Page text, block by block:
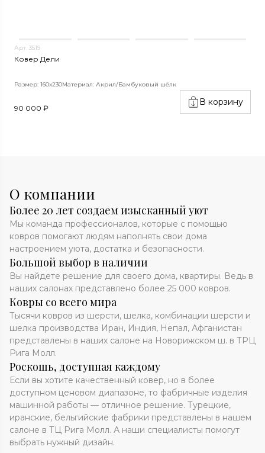
Арт. 3519
Ковер Дели
Размер: 160х230Материал: Акрил/Бамбуковый шёлк
90 000 ₽
В корзину
О компании
Более 20 лет создаем изысканный уют
Мы команда профессионалов, которые с помощью
ковров помогают людям наполнять свои дома
настроением уюта, достатка и безопасности.
Большой выбор в наличии
Вы найдете решение для своего дома, квартиры. Ведь в
наших салонах представлено более 25 000 ковров.
Ковры со всего мира
Тысячи ковров из шерсти, шелка, комбинации шерсти и
шелка производства Иран, Индия, Непал, Афганистан
представлены в наших салоне на Новорижском ш. в ТРЦ
Рига Молл.
Роскошь, доступная каждому
Если вы хотите качественный ковер, но в более
доступном ценовом диапазоне, то фабричные изделия
машинной работы — отличное решение. Турецкие,
иранские, бельгийские фабрики представлены в нашем
салоне в ТЦ Рига Молл. А наши специалисты помогут
выбрать нужный дизайн.